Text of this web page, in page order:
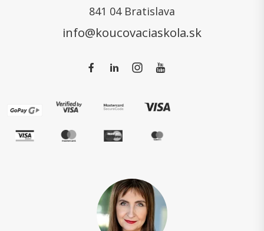
841 04 Bratislava
info@koucovaciaskola.sk